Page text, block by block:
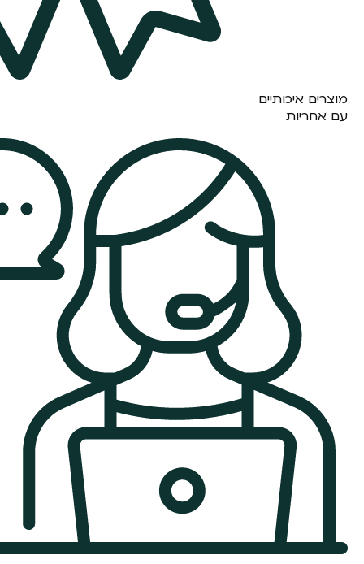
מוצרים איכותיים
עם אחריות